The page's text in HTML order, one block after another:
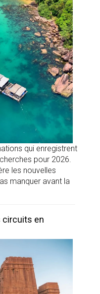
qui enregistrent
pour 2026.
les nouvelles
manquer avant la
circuits en